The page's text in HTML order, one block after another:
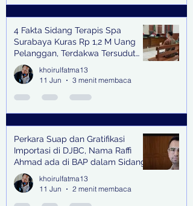
4 Fakta Sidang Terapis Spa
Surabaya Kuras Rp 1,2 M Uang
Pelanggan, Terdakwa Tersudut
oleh Keterangan Saksi Kunci
khoirulfatma13
11 Jun
3 menit membaca
Perkara Suap dan Gratifikasi
Importasi di DJBC, Nama Raffi
Ahmad ada di BAP dalam Sidang
khoirulfatma13
11 Jun
2 menit membaca